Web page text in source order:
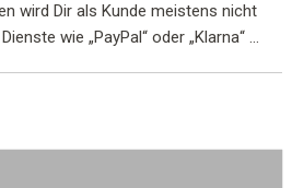
wird Dir als Kunde meistens nicht
wie „PayPal“ oder „Klarna“ ...